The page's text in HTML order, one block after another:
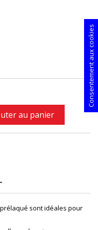
au panier
sont idéales pour
Consentement aux cookies